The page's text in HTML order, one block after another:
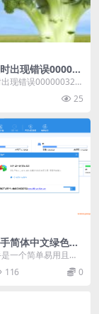
出现错误000003
现错误00000032
的核心解决方法是
25
简体中文绿色版-
梅分区助手企业
一个简单易用且免
理软件，在它的帮
损数据...
116 0